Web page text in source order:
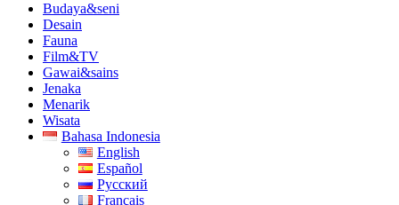
Budaya&seni
Desain
Fauna
Film&TV
Gawai&sains
Jenaka
Menarik
Wisata
Bahasa Indonesia
English
Español
Русский
Français